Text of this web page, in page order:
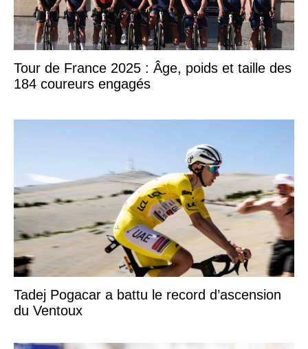
Tour de France 2025 : Âge, poids et taille des
184 coureurs engagés
Tadej Pogacar a battu le record d’ascension
du Ventoux